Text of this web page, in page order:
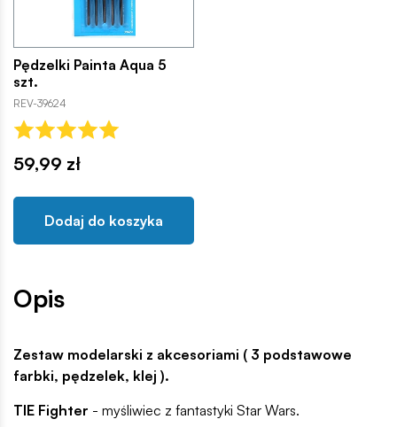
Pędzelki Painta Aqua 5
szt.
REV-39624
59,99 zł
Dodaj do koszyka
Opis
Zestaw modelarski z akcesoriami ( 3 podstawowe
farbki, pędzelek, klej ).
TIE Fighter - myśliwiec z fantastyki Star Wars.